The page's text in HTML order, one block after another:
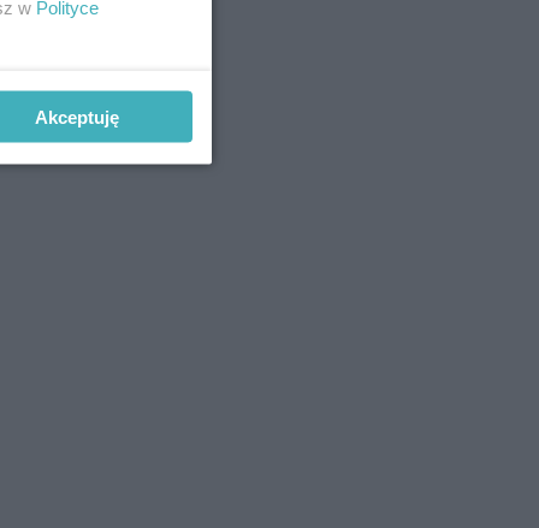
w Polityce
Akceptuję